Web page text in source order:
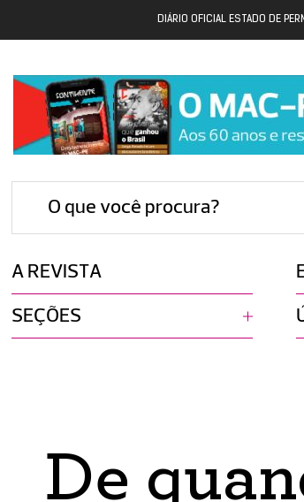
DIÁRIO OFICIAL ESTADO DE
O que você procura?
A REVISTA
SEÇÕES
De